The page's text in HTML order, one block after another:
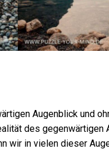
Augenblick und
des gegenwärtigen
wir in vielen dieser